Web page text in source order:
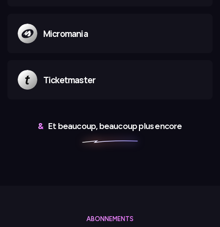
Micromania
Ticketmaster
& Et beaucoup, beaucoup plus encore
ABONNEMENTS